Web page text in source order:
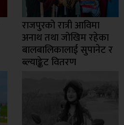
राजपुरको रात्री आविमा
अनाथ तथा जोखिम रहेका
बालबालिकालाई सुपानेट र
ब्ल्याङ्केट वितरण